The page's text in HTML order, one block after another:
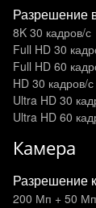
Разрешение
8K 30 кадров/с
Full HD 30
Full HD 60
HD 30 кадров/с
Ultra HD 30
Ultra HD 60
Камера
Разрешение
200 Мп + 50